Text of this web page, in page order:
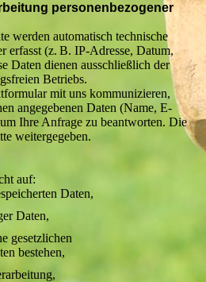
personenbezogener
werden automatisch technische
erfasst (z. B. IP-Adresse, Datum,
Daten dienen ausschließlich der
Betriebs.
mit uns kommunizieren,
angegebenen Daten (Name, E-
Ihre Anfrage zu beantworten. Die
weitergegeben.
auf:
Daten,
Daten,
gesetzlichen
bestehen,